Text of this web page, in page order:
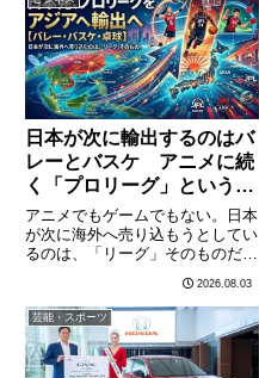
6月、国家放送通信委員会
（NBTC）がW杯を「マストハ
ブ………
日本が次に輸出するのはバ
レーとバスケ アニメに続
く「プロリーグ」というソ
フトパワーがアジアを狙う
アニメでもゲームでもない。日本
が次に海外へ売り込もうとしてい
るのは、「リーグ」そのものだっ
ール、卓球——この3競技のプロ
リーグを、日本はアジア各国に輸
出しようとしている。プラチャー
チャート・トゥラキット紙が報
じ………
2026.08.03
芸能・スポーツ